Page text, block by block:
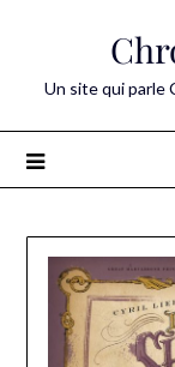
Un site qui parle